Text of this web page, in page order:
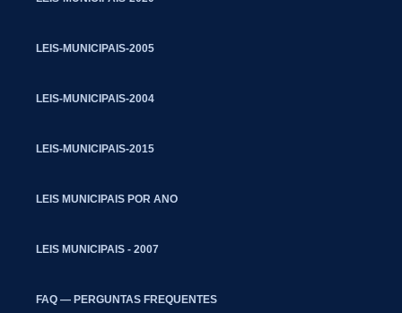
LEIS-MUNICIPAIS-2005
LEIS-MUNICIPAIS-2004
LEIS-MUNICIPAIS-2015
LEIS MUNICIPAIS POR ANO
LEIS MUNICIPAIS - 2007
FAQ — PERGUNTAS FREQUENTES